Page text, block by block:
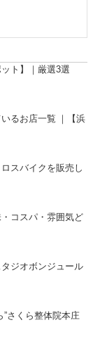
ト】｜厳選3選
るお店一覧 ｜【浜
スバイクを販売し
・コスパ・雰囲気ど
タジオボンジュール
”さくら整体院本庄